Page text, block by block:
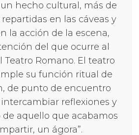
hecho cultural, más de
en las cáveas y
la acción de la escena,
del que ocurre al
Teatro Romano. El teatro
su función ritual de
de punto de encuentro
reflexiones y
aquello que acabamos
un ágora”.